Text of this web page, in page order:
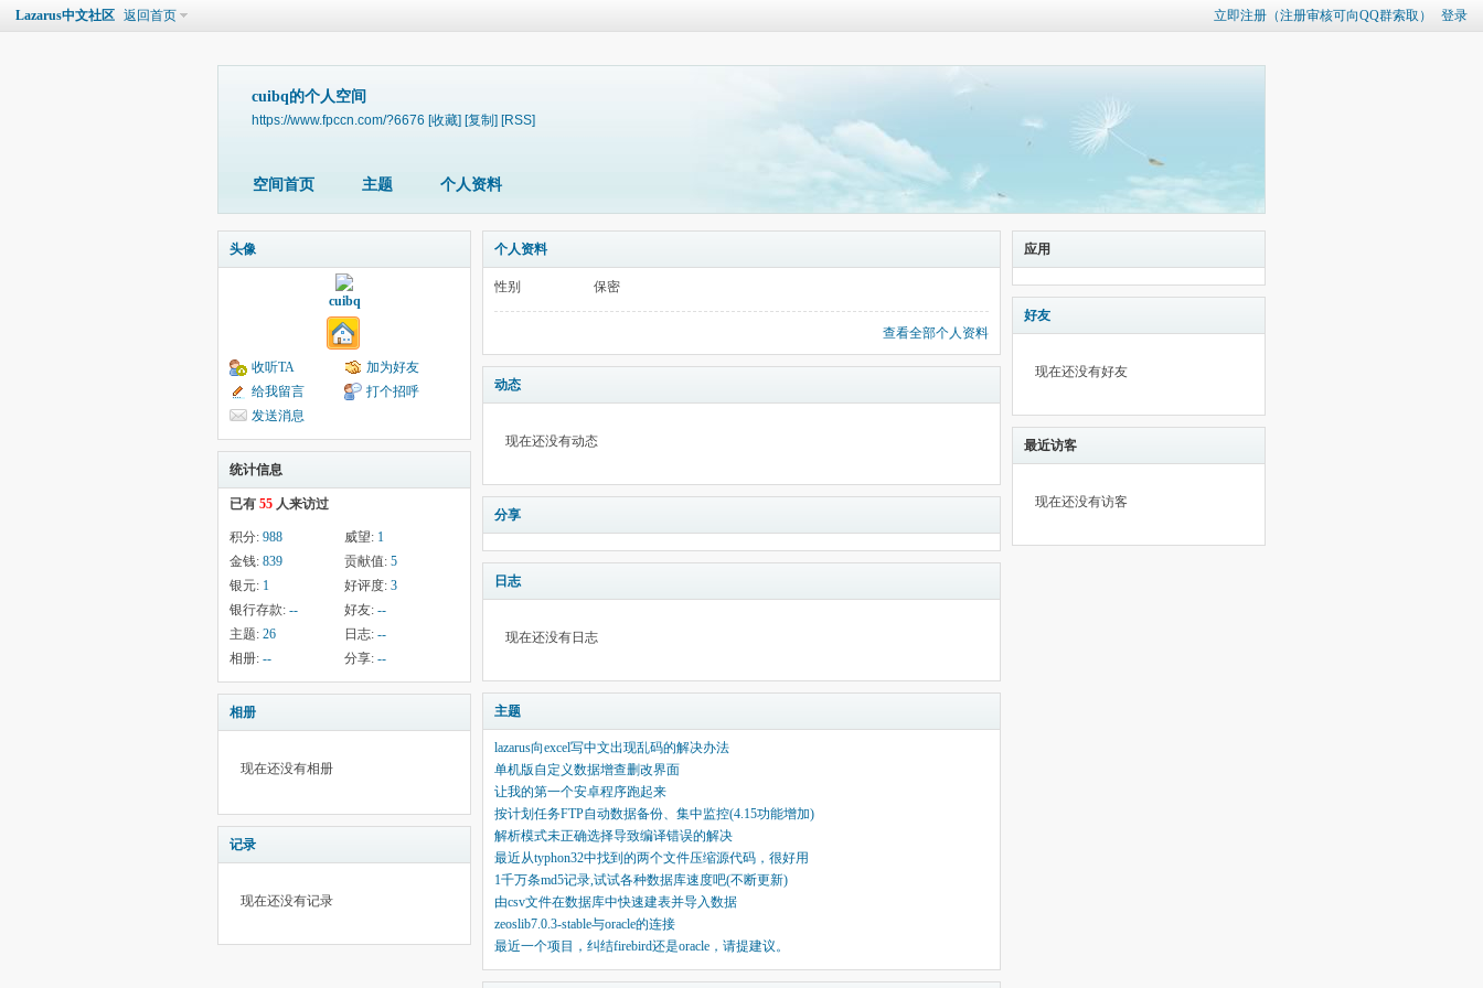
立即注册（注册审核可向QQ群索取） 登录
Lazarus中文社区 返回首页
cuibq的个人空间
https://www.fpccn.com/?6676 [收藏] [复制] [RSS]
空间首页 主题 个人资料
头像
cuibq
收听TA
加为好友
给我留言
打个招呼
发送消息
统计信息
已有 55 人来访过
积分: 988 威望: 1
金钱: 839 贡献值: 5
银元: 1 好评度: 3
银行存款: -- 好友: --
主题: 26 日志: --
相册: -- 分享: --
相册
现在还没有相册
记录
现在还没有记录
个人资料
性别 保密
查看全部个人资料
动态
现在还没有动态
分享
日志
现在还没有日志
主题
lazarus向excel写中文出现乱码的解决办法
单机版自定义数据增查删改界面
让我的第一个安卓程序跑起来
按计划任务FTP自动数据备份、集中监控(4.15功能增加)
解析模式未正确选择导致编译错误的解决
最近从typhon32中找到的两个文件压缩源代码，很好用
1千万条md5记录,试试各种数据库速度吧(不断更新)
由csv文件在数据库中快速建表并导入数据
zeoslib7.0.3-stable与oracle的连接
最近一个项目，纠结firebird还是oracle，请提建议。
应用
好友
现在还没有好友
最近访客
现在还没有访客